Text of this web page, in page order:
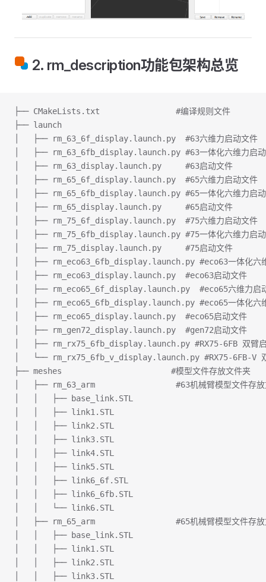
2. rm_description功能包架构总览
├── CMakeLists.txt                #编译规则文件
├── launch
│   ├── rm_63_6f_display.launch.py  #63六维力启动文件
│   ├── rm_63_6fb_display.launch.py #63一体化六维力启动
│   ├── rm_63_display.launch.py     #63启动文件
│   ├── rm_65_6f_display.launch.py  #65六维力启动文件
│   ├── rm_65_6fb_display.launch.py #65一体化六维力启动
│   ├── rm_65_display.launch.py     #65启动文件
│   ├── rm_75_6f_display.launch.py  #75六维力启动文件
│   ├── rm_75_6fb_display.launch.py #75一体化六维力启动
│   ├── rm_75_display.launch.py     #75启动文件
│   ├── rm_eco63_6fb_display.launch.py #eco63一体化六
│   ├── rm_eco63_display.launch.py  #eco63启动文件
│   ├── rm_eco65_6f_display.launch.py  #eco65六维力启
│   ├── rm_eco65_6fb_display.launch.py #eco65一体化六
│   ├── rm_eco65_display.launch.py  #eco65启动文件
│   ├── rm_gen72_display.launch.py  #gen72启动文件
│   ├── rm_rx75_6fb_display.launch.py #RX75-6FB 双臂启
│   └── rm_rx75_6fb_v_display.launch.py #RX75-6FB-V
├── meshes                       #模型文件存放文件夹
│   ├── rm_63_arm                 #63机械臂模型文件存放
│   │   ├── base_link.STL
│   │   ├── link1.STL
│   │   ├── link2.STL
│   │   ├── link3.STL
│   │   ├── link4.STL
│   │   ├── link5.STL
│   │   ├── link6_6f.STL
│   │   ├── link6_6fb.STL
│   │   └── link6.STL
│   ├── rm_65_arm                 #65机械臂模型文件存放
│   │   ├── base_link.STL
│   │   ├── link1.STL
│   │   ├── link2.STL
│   │   ├── link3.STL